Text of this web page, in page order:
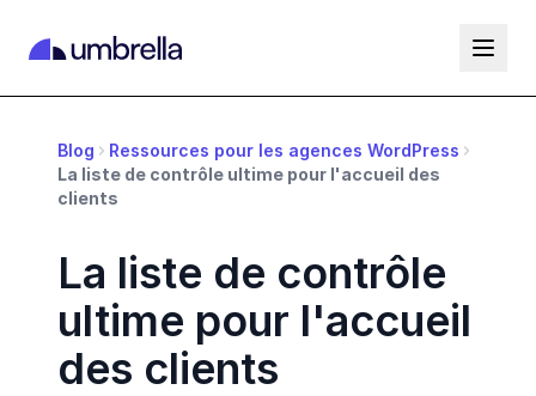
Blog
Ressources pour les agences WordPress
La liste de contrôle ultime pour l'accueil des
clients
La liste de contrôle
ultime pour l'accueil
des clients